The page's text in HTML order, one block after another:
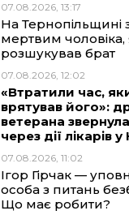
07.08.2026, 13:17
На Тернопільщині
мертвим чоловіка,
розшукував брат
07.08.2026, 12:02
«Втратили час,
врятував його»:
ветерана
через дії лікарів
07.08.2026, 11:02
Ігор Гірчак —
особа з питань
Що має робити?